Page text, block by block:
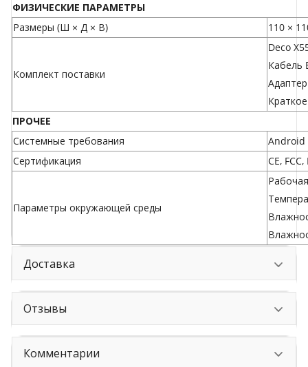
ФИЗИЧЕСКИЕ ПАРАМЕТРЫ
Размеры (Ш × Д × В)
110 ×
Комплект поставки
Deco
Кабель
ПРОЧЕЕ
Системные требования
Android
Сертификация
CE,
Параметры окружающей среды
Доставка
Отзывы
Комментарии